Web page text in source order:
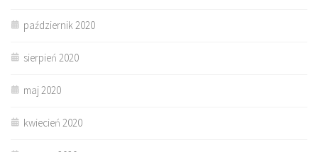
październik 2020
sierpień 2020
maj 2020
kwiecień 2020